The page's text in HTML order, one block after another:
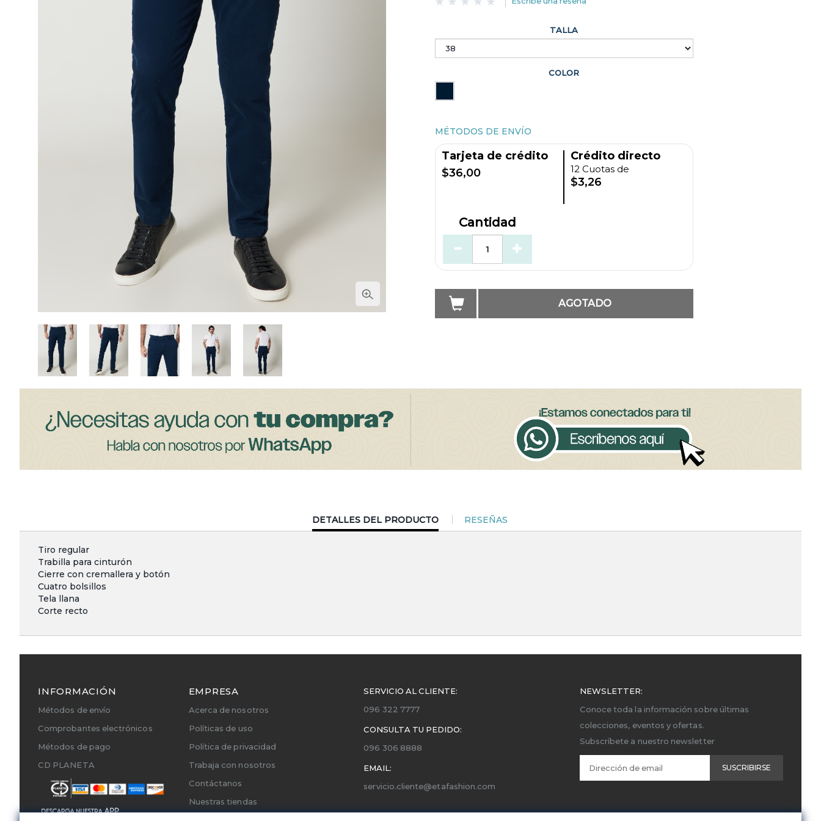
TALLA
COLOR
MÉTODOS DE ENVÍO
Tarjeta de crédito
$36,00
Crédito directo
12 Cuotas de
$3,26
Cantidad
AGOTADO
CURRENT
TAB:
DETALLES DEL PRODUCTO RESEÑAS
Tiro regular
Trabilla para cinturón
Cierre con cremallera y botón
Cuatro bolsillos
Tela llana
Corte recto
INFORMACIÓN
Métodos de envío
Comprobantes electrónicos
Métodos de pago
CD PLANETA
EMPRESA
Acerca de nosotros
Políticas de uso
Política de privacidad
Trabaja con nosotros
Contáctanos
Nuestras tiendas
SERVICIO AL CLIENTE:
096 322 7777
CONSULTA TU PEDIDO:
096 306 8888
EMAIL:
servicio.cliente@etafashion.com
NEWSLETTER:
Conoce toda la información sobre últimas
colecciones, eventos y ofertas.
Subscríbete a nuestro newsletter
SUSCRIBIRSE